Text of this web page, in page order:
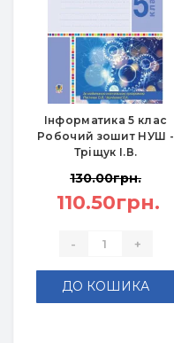
Інформатика 5 клас
Робочий зошит НУШ -
Тріщук І.В.
130.00грн.
110.50грн.
- +
ДО КОШИКА